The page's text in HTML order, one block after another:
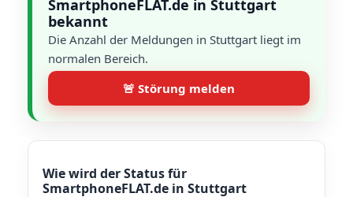
SmartphoneFLAT.de in Stuttgart
bekannt
Die Anzahl der Meldungen in Stuttgart liegt im
normalen Bereich.
🚨 Störung melden
Wie wird der Status für
SmartphoneFLAT.de in Stuttgart